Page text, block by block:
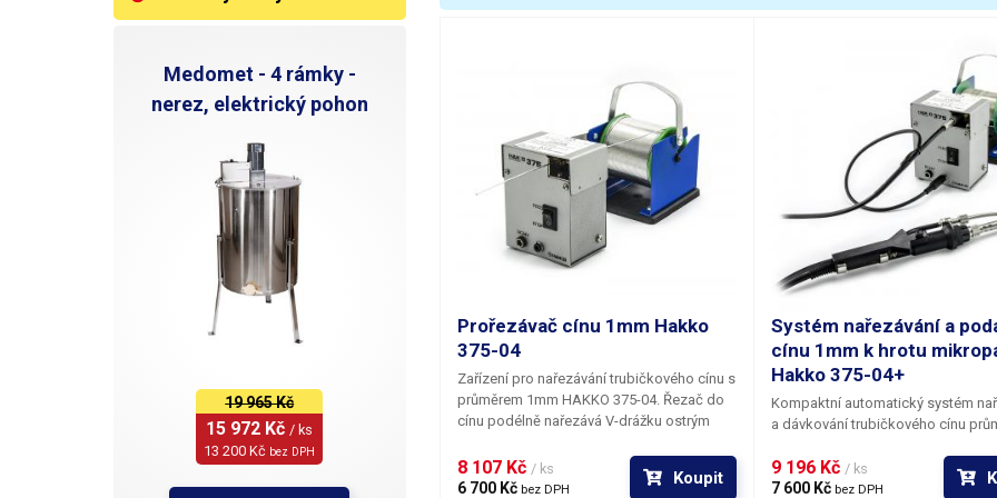
Medomet - 4 rámky -
nerez, elektrický pohon
19 965 Kč
15 972 Kč / ks
13 200 Kč bez DPH
Rozsah teploty tavení 217 - 220
220 °C
Hmotnost 100 g
Váha balení [kg]: 0.1 kg
Prořezávač cínu 1mm Hakko
375-04
Zařízení pro nařezávání trubičkového cínu s
průměrem 1mm HAKKO 375-04.Řezač do
cínu podélně nařezává V-drážku ostrým
pohonu, který odvíjí cín z cívky. Díky
prořezu cínového drátu je zpřístupněn flux
8 107 Kč / ks
6 700 Kč bez DPH
Koupit
Systém nařezávání a
cínu 1mm k hrotu
Hakko 375-04+
Kompaktní automatický systém
a dávkování trubičkového cínu
04+ . Podavač do cínu podélně
drážku ostrým kruhovým nožem
9 196 Kč / ks
7 600 Kč bez DPH